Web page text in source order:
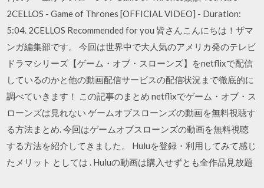
2CELLOS - Game of Thrones [OFFICIAL VIDEO] - Duration:
5:04. 2CELLOS Recommended for you 皆さんこんにちは！ザマ
ンガ編集部です。 今回は世界中で大人気のアメリカ発のテレビ
ドラマシリーズ【ゲーム・オブ・スローンズ】をnetflixで配信
しているのかと他の動画配信サービスの配信状況まで徹底的に
調べていきます！ この記事のまとめ netflixでゲーム・オブ・ス
ローンズは見れない ゲームオブスローンズの動画を無料視聴す
る方法まとめ. 今回はゲームオブスローンズの動画を無料視聴
する方法を紹介してきました。 Huluを登録・利用してみて感じ
たメリット としては . Huluの動画は購入せずとも全作品見放題